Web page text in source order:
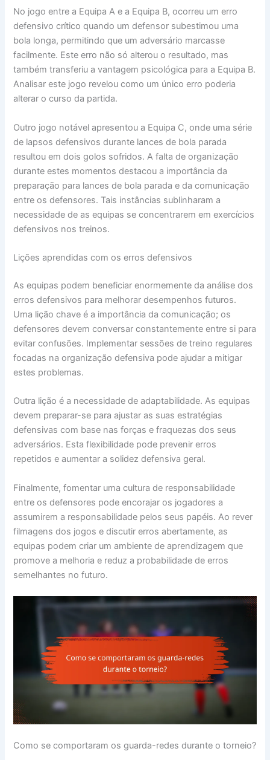
No jogo entre a Equipa A e a Equipa B, ocorreu um erro
defensivo crítico quando um defensor subestimou uma
bola longa, permitindo que um adversário marcasse
facilmente. Este erro não só alterou o resultado, mas
também transferiu a vantagem psicológica para a Equipa B.
Analisar este jogo revelou como um único erro poderia
alterar o curso da partida.
Outro jogo notável apresentou a Equipa C, onde uma série
de lapsos defensivos durante lances de bola parada
resultou em dois golos sofridos. A falta de organização
durante estes momentos destacou a importância da
preparação para lances de bola parada e da comunicação
entre os defensores. Tais instâncias sublinharam a
necessidade de as equipas se concentrarem em exercícios
defensivos nos treinos.
Lições aprendidas com os erros defensivos
As equipas podem beneficiar enormemente da análise dos
erros defensivos para melhorar desempenhos futuros.
Uma lição chave é a importância da comunicação; os
defensores devem conversar constantemente entre si para
evitar confusões. Implementar sessões de treino regulares
focadas na organização defensiva pode ajudar a mitigar
estes problemas.
Outra lição é a necessidade de adaptabilidade. As equipas
devem preparar-se para ajustar as suas estratégias
defensivas com base nas forças e fraquezas dos seus
adversários. Esta flexibilidade pode prevenir erros
repetidos e aumentar a solidez defensiva geral.
Finalmente, fomentar uma cultura de responsabilidade
entre os defensores pode encorajar os jogadores a
assumirem a responsabilidade pelos seus papéis. Ao rever
filmagens dos jogos e discutir erros abertamente, as
equipas podem criar um ambiente de aprendizagem que
promove a melhoria e reduz a probabilidade de erros
semelhantes no futuro.
Como se comportaram os guarda-redes durante o torneio?